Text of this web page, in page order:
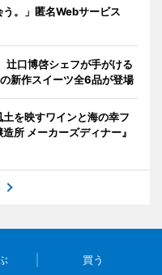
う。」匿名Webサービス
辻口博啓シェフが手がける
新作スイーツ全6品が登場
土を映すワインと海の幸フ
所 メーカーズディナー』
買う